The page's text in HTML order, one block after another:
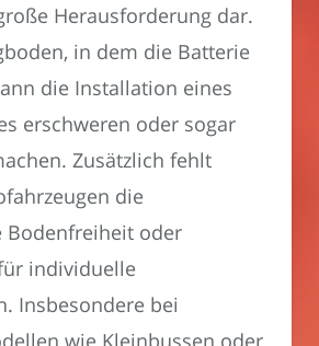
Herausforderung dar.
in dem die Batterie
die Installation eines
erschweren oder sogar
Zusätzlich fehlt
die
Bodenfreiheit oder
individuelle
Insbesondere bei
wie Kleinbussen oder